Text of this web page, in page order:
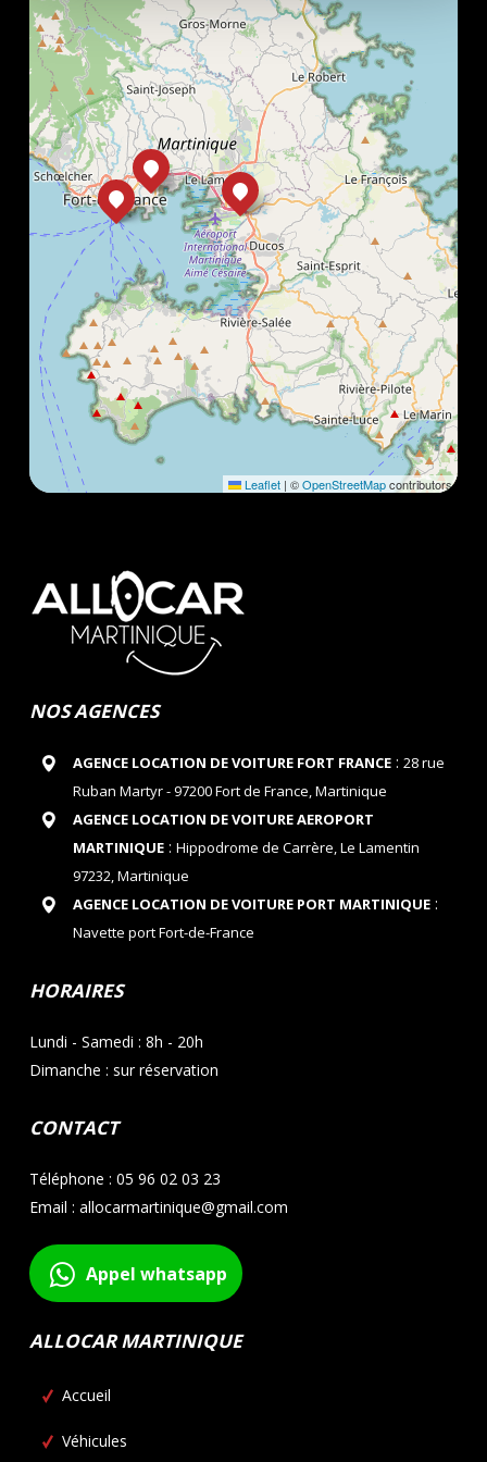
Leaflet | ©OpenStreetMapcontributors
NOS AGENCES
AGENCE LOCATION DE VOITURE FORT FRANCE: 28 rue
Ruban Martyr - 97200 Fort de France, Martinique
AGENCE LOCATION DE VOITURE AEROPORT
MARTINIQUE: Hippodrome de Carrère, Le Lamentin
97232, Martinique
AGENCE LOCATION DE VOITURE PORT MARTINIQUE:
Navette port Fort-de-France
HORAIRES
Lundi - Samedi : 8h - 20h
Dimanche : sur réservation
CONTACT
Téléphone : 05 96 02 03 23
Email : allocarmartinique@gmail.com
Appel whatsapp
ALLOCAR MARTINIQUE
Accueil
Véhicules